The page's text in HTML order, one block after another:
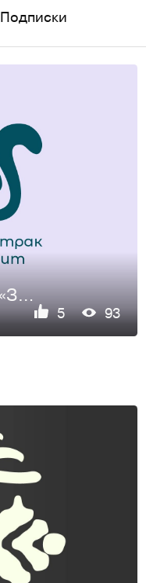
Подписки
Концепт для проекта «Завтрак будит»
5 93